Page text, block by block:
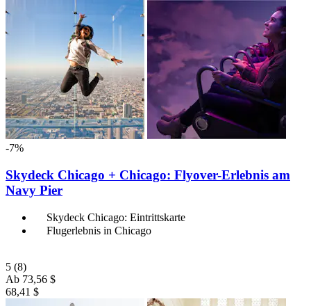
-7%
Skydeck Chicago + Chicago: Flyover-Erlebnis am
Navy Pier
Skydeck Chicago: Eintrittskarte
Flugerlebnis in Chicago
5 (8)
Ab 73,56 $
68,41 $